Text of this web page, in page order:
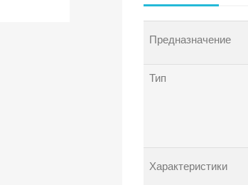
Предназначение
Тип
Характеристики